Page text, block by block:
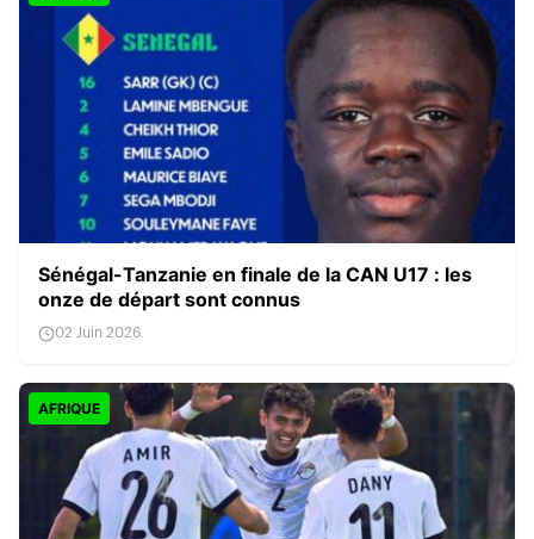
Sénégal-Tanzanie en finale de la CAN U17 : les
onze de départ sont connus
02 Juin 2026
AFRIQUE